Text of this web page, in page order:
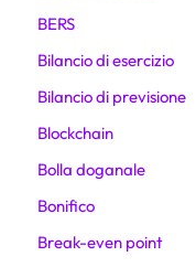
BERS
Bilancio di esercizio
Bilancio di previsione
Blockchain
Bolla doganale
Bonifico
Break-even point